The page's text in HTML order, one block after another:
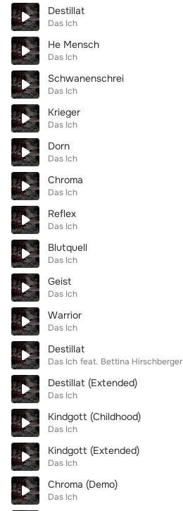
Destillat
Das Ich
He Mensch
Das Ich
Schwanenschrei
Das Ich
Krieger
Das Ich
Dorn
Das Ich
Chroma
Das Ich
Reflex
Das Ich
Blutquell
Das Ich
Geist
Das Ich
Warrior
Das Ich
Destillat
Das Ich feat. Bettina Hirschberger
Destillat (Extended)
Das Ich
Kindgott (Childhood)
Das Ich
Kindgott (Extended)
Das Ich
Chroma (Demo)
Das Ich